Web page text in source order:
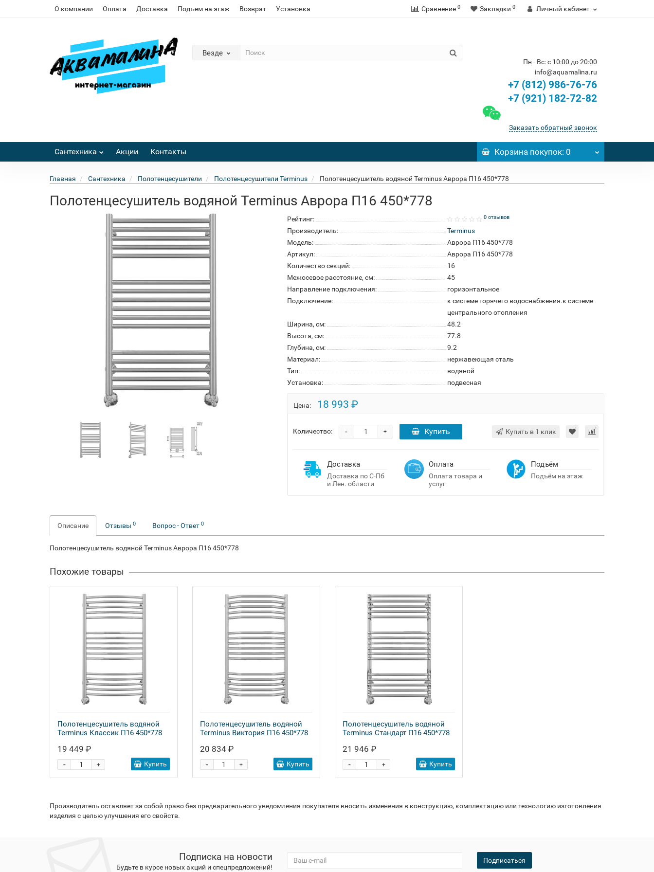
О компании Оплата Доставка Подъем на этаж Возврат Установка Сравнение 0 Закладки 0 Личный кабинет
Везде
Пн - Вс: с 10:00 до 20:00
info@aquamalina.ru
+7 (812) 986-76-76
+7 (921) 182-72-82
Заказать обратный звонок
Сантехника Акции Контакты Корзинапокупок: 0
Главная Сантехника Полотенцесушители Полотенцесушители Terminus Полотенцесушитель водяной Terminus Аврора П16 450*778
Полотенцесушитель водяной Terminus Аврора П16 450*778
Рейтинг: 0 отзывов
Производитель:
Terminus
Модель:
Аврора П16 450*778
Артикул:
Аврора П16 450*778
Количество секций:
16
Межосевое расстояние, см:
45
Направление подключения:
горизонтальное
Подключение:
к системе горячего водоснабжения.к системе
центрального отопления
Ширина, см:
48.2
Высота, см:
77.8
Глубина, см:
9.2
Материал:
нержавеющая сталь
Тип:
водяной
Установка:
подвесная
Цена: 18 993 ₽
Количество: +
- Купить Купить в 1 клик
Доставка
Доставка по С-Пб
и Лен. области
Оплата
Оплата товара и
услуг
Подъём
Подъём на этаж
Описание Отзывы 0 Вопрос - Ответ 0
Полотенцесушитель водяной Terminus Аврора П16 450*778
Похожие товары
Полотенцесушитель водяной
Terminus Классик П16 450*778
19 449 ₽
+
- Купить
Полотенцесушитель водяной
Terminus Виктория П16 450*778
20 834 ₽
+
- Купить
Полотенцесушитель водяной
Terminus Стандарт П16 450*778
21 946 ₽
+
- Купить
Производитель оставляет за собой право без предварительного уведомления покупателя вносить изменения в конструкцию, комплектацию или технологию изготовления
изделия с целью улучшения его свойств.
Подписка на новости
Будьте в курсе новых акций и спецпредложений!
Подписаться